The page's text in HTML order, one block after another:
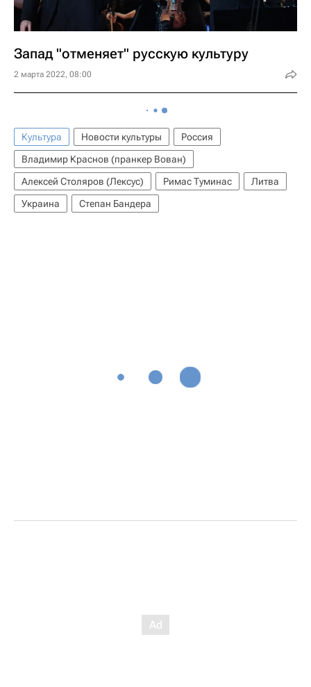
Запад "отменяет" русскую культуру
2 марта 2022, 08:00
Культура Новости культуры
Россия
Владимир Краснов (пранкер Вован)
Алексей Столяров (Лексус)
Римас Туминас
Литва
Украина
Степан Бандера